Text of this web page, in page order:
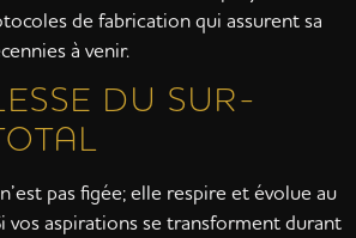
de fabrication qui assurent sa
à venir.
DU SUR-
pas figée; elle respire et évolue au
vos aspirations se transforment durant